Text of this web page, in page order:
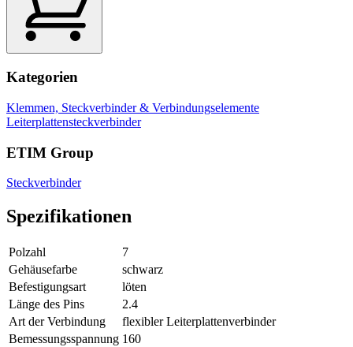
Kategorien
Klemmen, Steckverbinder & Verbindungselemente
Leiterplattensteckverbinder
ETIM Group
Steckverbinder
Spezifikationen
Polzahl
7
Gehäusefarbe
schwarz
Befestigungsart
löten
Länge des Pins
2.4
Art der Verbindung
flexibler Leiterplattenverbinder
Bemessungsspannung 160